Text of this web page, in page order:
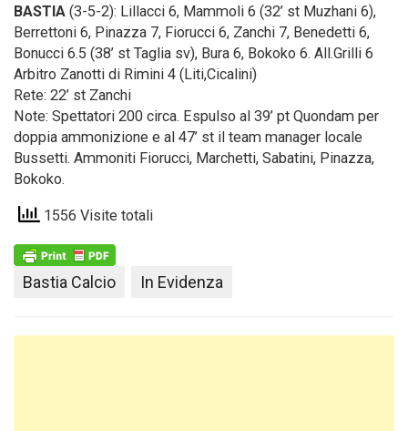
BASTIA (3-5-2): Lillacci 6, Mammoli 6 (32’ st Muzhani 6),
Berrettoni 6, Pinazza 7, Fiorucci 6, Zanchi 7, Benedetti 6,
Bonucci 6.5 (38’ st Taglia sv), Bura 6, Bokoko 6. All.Grilli 6
Arbitro Zanotti di Rimini 4 (Liti,Cicalini)
Rete: 22’ st Zanchi
Note: Spettatori 200 circa. Espulso al 39’ pt Quondam per
doppia ammonizione e al 47’ st il team manager locale
Bussetti. Ammoniti Fiorucci, Marchetti, Sabatini, Pinazza,
Bokoko.
1556 Visite totali
Bastia Calcio In Evidenza